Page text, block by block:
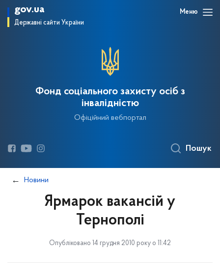
gov.ua
Державні сайти України
Меню
Фонд соціального захисту осіб з
інвалідністю
Офіційний вебпортал
Пошук
Новини
Ярмарок вакансій у
Тернополі
Опубліковано 14 грудня 2010 року о 11:42